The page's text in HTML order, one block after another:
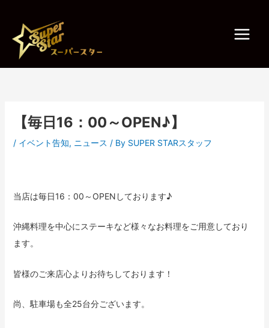
【毎日16：00～OPEN♪】
/ イベント告知, ニュース / By SUPER STARスタッフ
当店は毎日16：00～OPENしております♪
沖縄料理を中心にステーキなど様々なお料理をご用意しており
ます。
皆様のご来店心よりお待ちしております！
尚、駐車場も全25台分ございます。